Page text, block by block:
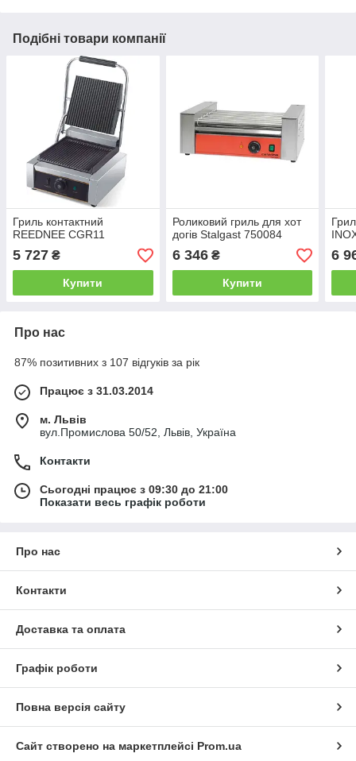
Подібні товари компанії
Гриль контактний
REEDNEE CGR11
5 727 ₴
Купити
Роликовий гриль для хот
догів Stalgast 750084
6 346₴
Купити
6
Про нас
87% позитивних з 107 відгуків за рік
Працює з 31.03.2014
м. Львів
вул.Промислова 50/52, Львів, Україна
Контакти
Сьогодні працює з 09:30 до 21:00
Показати весь графік роботи
Про нас
Контакти
Доставка та оплата
Графік роботи
Повна версія сайту
Сайт створено на маркетплейсі Prom.ua